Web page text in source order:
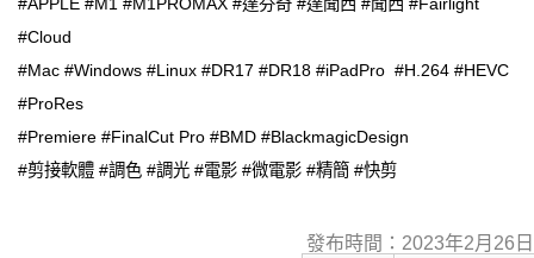
#Cloud
#Mac #Windows #Linux #DR17 #DR18 #iPadPro #H.264 #HEVC
#ProRes
#Premiere #FinalCut Pro #BMD #BlackmagicDesign
#剪接軟體 #調色 #調光 #電影 #微電影 #精簡 #快剪
發布時間：2023年2月26日